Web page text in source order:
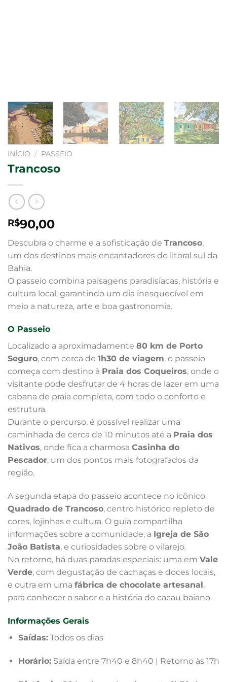
INÍCIO / PASSEIO
Trancoso
R$90,00
Descubra o charme e a sofisticação de Trancoso,
um dos destinos mais encantadores do litoral sul da
Bahia.
O passeio combina paisagens paradisíacas, história e
cultura local, garantindo um dia inesquecível em
meio a natureza, arte e boa gastronomia.
O Passeio
Localizado a aproximadamente 80 km de Porto
Seguro, com cerca de 1h30 de viagem, o passeio
começa com destino à Praia dos Coqueiros, onde o
visitante pode desfrutar de 4 horas de lazer em uma
cabana de praia completa, com todo o conforto e
estrutura.
Durante o percurso, é possível realizar uma
caminhada de cerca de 10 minutos até a Praia dos
Nativos, onde fica a charmosa Casinha do
Pescador, um dos pontos mais fotografados da
região.
A segunda etapa do passeio acontece no icônico
Quadrado de Trancoso, centro histórico repleto de
cores, lojinhas e cultura. O guia compartilha
informações sobre a comunidade, a Igreja de São
João Batista, e curiosidades sobre o vilarejo.
No retorno, há duas paradas especiais: uma em Vale
Verde, com degustação de cachaças e doces locais,
e outra em uma fábrica de chocolate artesanal,
para conhecer o sabor e a história do cacau baiano.
Informações Gerais
Saídas:Todos os dias
Horário:Saída entre 7h40 e 8h40 | Retorno às 17h